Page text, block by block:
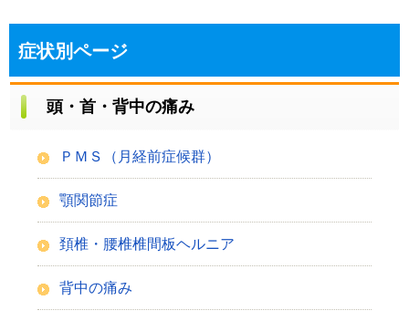
症状別ページ
頭・首・背中の痛み
ＰＭＳ（月経前症候群）
顎関節症
頚椎・腰椎椎間板ヘルニア
背中の痛み